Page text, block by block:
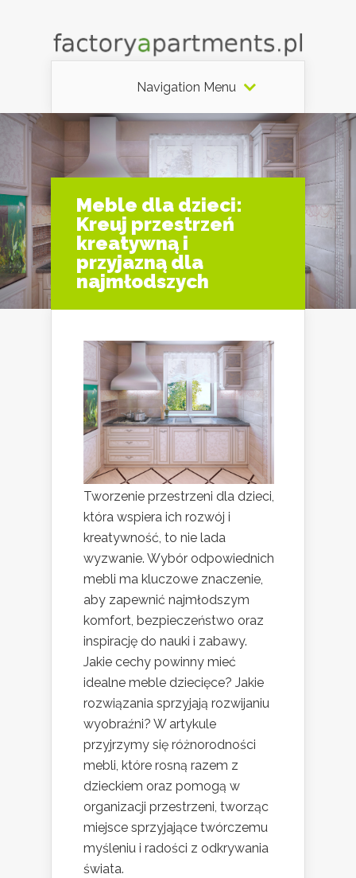
Navigation Menu
Meble dla dzieci:
Kreuj przestrzeń
kreatywną i
przyjazną dla
najmłodszych
Tworzenie przestrzeni dla dzieci,
która wspiera ich rozwój i
kreatywność, to nie lada
wyzwanie. Wybór odpowiednich
mebli ma kluczowe znaczenie,
aby zapewnić najmłodszym
komfort, bezpieczeństwo oraz
inspirację do nauki i zabawy.
Jakie cechy powinny mieć
idealne meble dziecięce? Jakie
rozwiązania sprzyjają rozwijaniu
wyobraźni? W artykule
przyjrzymy się różnorodności
mebli, które rosną razem z
dzieckiem oraz pomogą w
organizacji przestrzeni, tworząc
miejsce sprzyjające twórczemu
myśleniu i radości z odkrywania
świata.